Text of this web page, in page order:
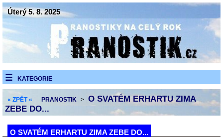
Úterý 5. 8. 2025
KATEGORIE
« ZPĚT « PRANOSTIK > O SVATÉM ERHARTU ZIMA
ZEBE DO...
O SVATÉM ERHARTU ZIMA ZEBE DO...